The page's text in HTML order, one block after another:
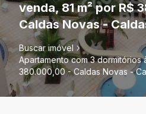
venda, 81 m² por R$
Caldas Novas -
Buscar imóvel
Apartamento com 3 dormitórios
380.000,00 - Caldas Novas -